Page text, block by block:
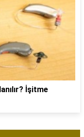
İşitme